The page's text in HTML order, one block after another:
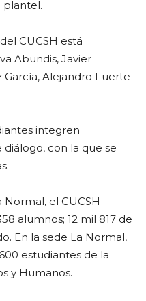
plantel.
CUCSH está
Abundis, Javier
García, Alejandro Fuerte
integren
con la que se
Normal, el CUCSH
alumnos; 12 mil 817 de
En la sede La Normal,
estudiantes de la
y Humanos.